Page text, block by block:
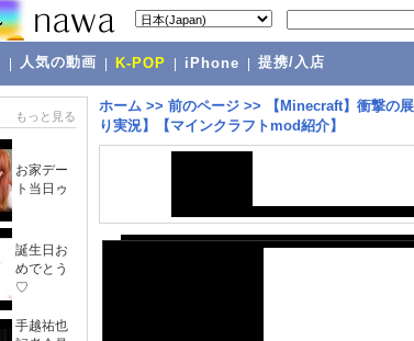
人気の動画 K-POP iPhone 提携/入店
もっと見る
お家デー
ト当日ゥ
誕生日お
めでとう
♡
手越祐也
ホーム >> 前のページ >>
【Minecraft】衝撃の
り実況】【マインクラフトmod紹介】